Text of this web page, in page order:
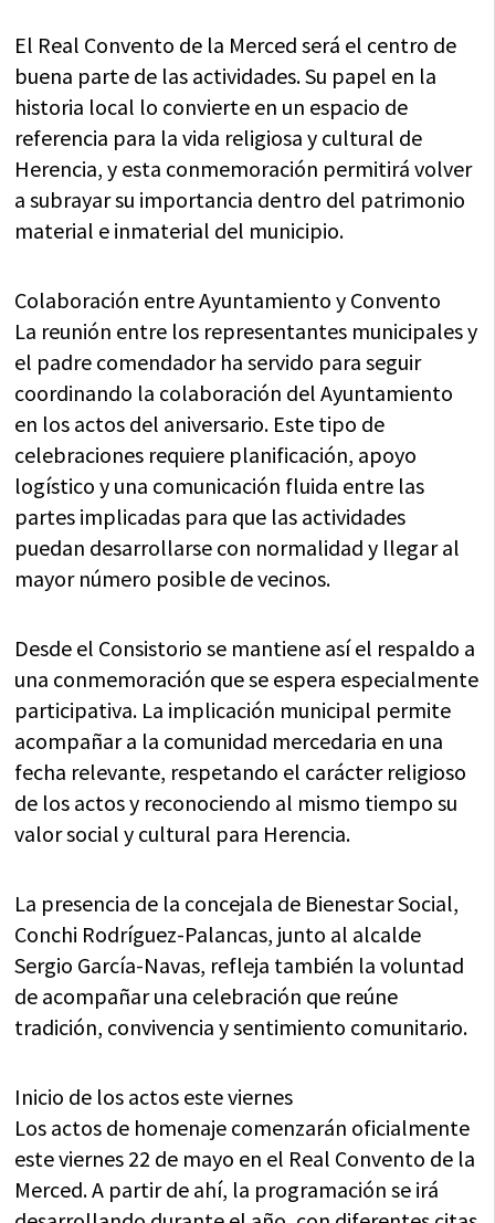
El Real Convento de la Merced será el centro de
buena parte de las actividades. Su papel en la
historia local lo convierte en un espacio de
referencia para la vida religiosa y cultural de
Herencia, y esta conmemoración permitirá volver
a subrayar su importancia dentro del patrimonio
material e inmaterial del municipio.
Colaboración entre Ayuntamiento y Convento
La reunión entre los representantes municipales y
el padre comendador ha servido para seguir
coordinando la colaboración del Ayuntamiento
en los actos del aniversario. Este tipo de
celebraciones requiere planificación, apoyo
logístico y una comunicación fluida entre las
partes implicadas para que las actividades
puedan desarrollarse con normalidad y llegar al
mayor número posible de vecinos.
Desde el Consistorio se mantiene así el respaldo a
una conmemoración que se espera especialmente
participativa. La implicación municipal permite
acompañar a la comunidad mercedaria en una
fecha relevante, respetando el carácter religioso
de los actos y reconociendo al mismo tiempo su
valor social y cultural para Herencia.
La presencia de la concejala de Bienestar Social,
Conchi Rodríguez-Palancas, junto al alcalde
Sergio García-Navas, refleja también la voluntad
de acompañar una celebración que reúne
tradición, convivencia y sentimiento comunitario.
Inicio de los actos este viernes
Los actos de homenaje comenzarán oficialmente
este viernes 22 de mayo en el Real Convento de la
Merced. A partir de ahí, la programación se irá